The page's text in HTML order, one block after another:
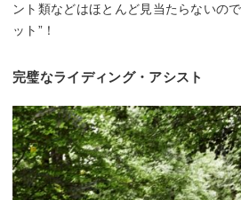
ント類などはほとんど見当たらないの
ット”！
完璧なライディング・アシスト